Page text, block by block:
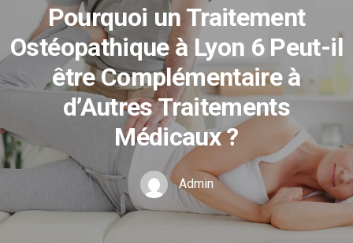
Pourquoi un Traitement
Ostéopathique à Lyon 6 Peut-il
être Complémentaire à
d’Autres Traitements
Médicaux ?
Admin